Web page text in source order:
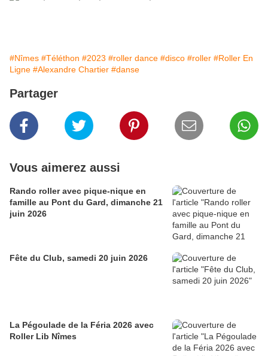
#Nîmes #Téléthon #2023 #roller dance #disco #roller #Roller En
Ligne #Alexandre Chartier #danse
Partager
Vous aimerez aussi
Rando roller avec pique-nique en
famille au Pont du Gard, dimanche 21
juin 2026
Fête du Club, samedi 20 juin 2026
La Pégoulade de la Féria 2026 avec
Roller Lib Nîmes